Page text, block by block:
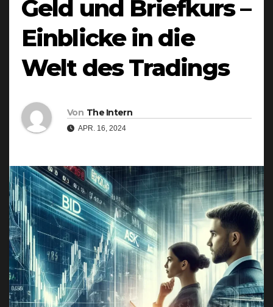
Geld und Briefkurs –
Einblicke in die
Welt des Tradings
Von The Intern
APR. 16, 2024